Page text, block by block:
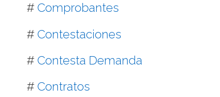
# Comprobantes
# Contestaciones
# Contesta Demanda
# Contratos